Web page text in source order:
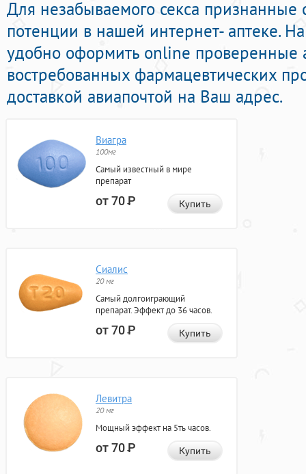
Для незабываемого секса признанные
потенции в нашей интернет- аптеке.
удобно оформить online проверенные
востребованных фармацевтических
доставкой авиапочтой на Ваш адрес.
Виагра
100мг
Самый известный в мире
препарат
от 70Р Купить
Сиалис
20 мг
Самый долгоиграющий
препарат. Эффект до 36 часов.
от 70Р Купить
Левитра
20 мг
Мощный эффект на 5ть часов.
от 70Р Купить